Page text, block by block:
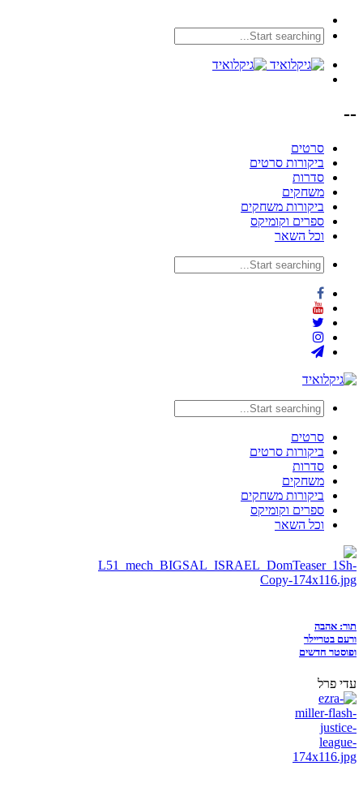
--
סרטים
ביקורות סרטים
סדרות
משחקים
ביקורות משחקים
ספרים וקומיקס
וכל השאר
סרטים
ביקורות סרטים
סדרות
משחקים
ביקורות משחקים
ספרים וקומיקס
וכל השאר
תור: אהבה
ורעם בטריילר
ופוסטר חדשים
עדי פרל